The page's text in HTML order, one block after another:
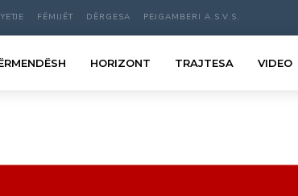
FËMIJËT DËRGESA PEJGAMBERI A.S.V.S.
HORIZONT TRAJTESA VIDEO